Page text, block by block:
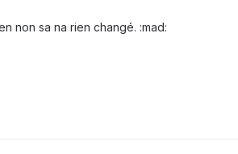
non sa na rien changé. :mad: